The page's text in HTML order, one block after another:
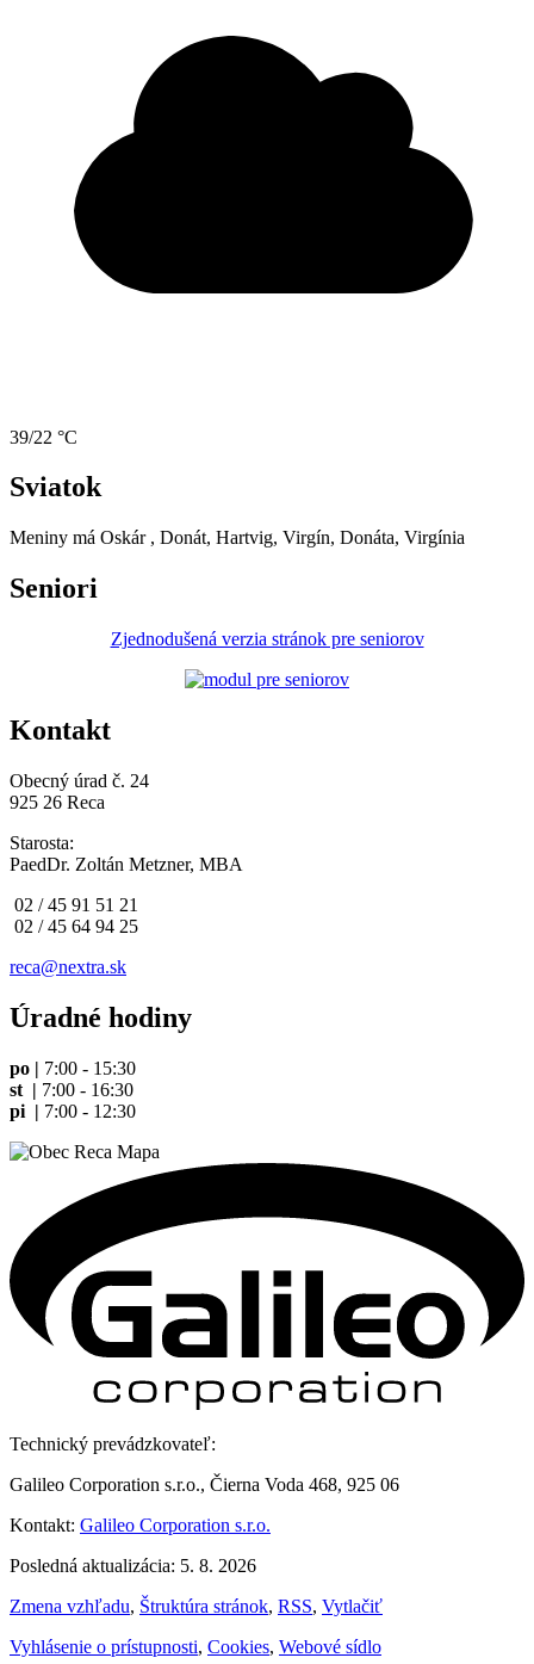
39/22 °C
Sviatok
Meniny má Oskár , Donát, Hartvig, Virgín, Donáta, Virgínia
Seniori
Zjednodušená verzia stránok pre seniorov
Kontakt
Obecný úrad č. 24
925 26 Reca
Starosta:
PaedDr. Zoltán Metzner, MBA
02 / 45 91 51 21
02 / 45 64 94 25
reca@nextra.sk
Úradné hodiny
po | 7:00 - 15:30
st | 7:00 - 16:30
pi | 7:00 - 12:30
Technický prevádzkovateľ:
Galileo Corporation s.r.o., Čierna Voda 468, 925 06
Kontakt: Galileo Corporation s.r.o.
Posledná aktualizácia: 5. 8. 2026
Zmena vzhľadu, Štruktúra stránok, RSS, Vytlačiť
Vyhlásenie o prístupnosti, Cookies, Webové sídlo